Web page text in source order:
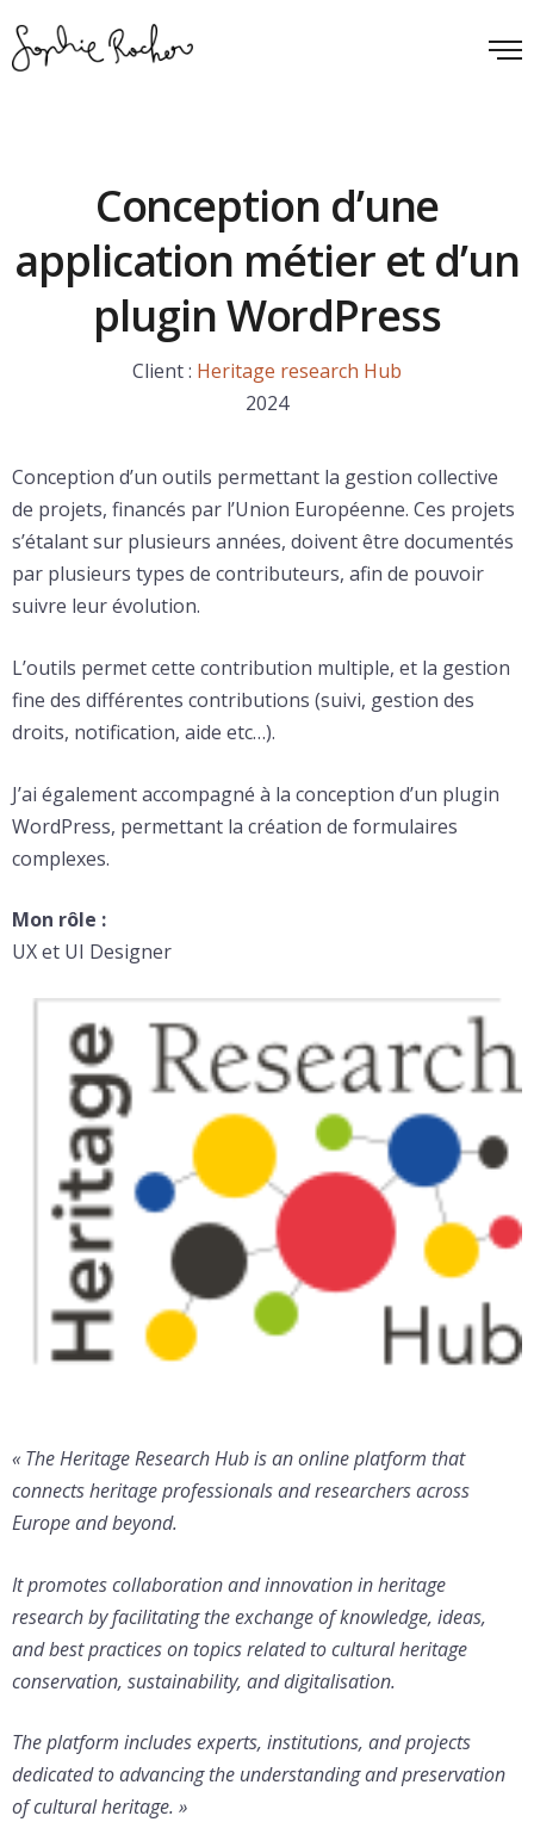
Conception d’une
application métier et d’un
plugin WordPress
Client : Heritage research Hub
2024
Conception d’un outils permettant la gestion collective
de projets, financés par l’Union Européenne. Ces projets
s’étalant sur plusieurs années, doivent être documentés
par plusieurs types de contributeurs, afin de pouvoir
suivre leur évolution.
L’outils permet cette contribution multiple, et la gestion
fine des différentes contributions (suivi, gestion des
droits, notification, aide etc…).
J’ai également accompagné à la conception d’un plugin
WordPress, permettant la création de formulaires
complexes.
Mon rôle :
UX et UI Designer
« The Heritage Research Hub is an online platform that
connects heritage professionals and researchers across
Europe and beyond.
It promotes collaboration and innovation in heritage
research by facilitating the exchange of knowledge, ideas,
and best practices on topics related to cultural heritage
conservation, sustainability, and digitalisation.
The platform includes experts, institutions, and projects
dedicated to advancing the understanding and preservation
of cultural heritage. »